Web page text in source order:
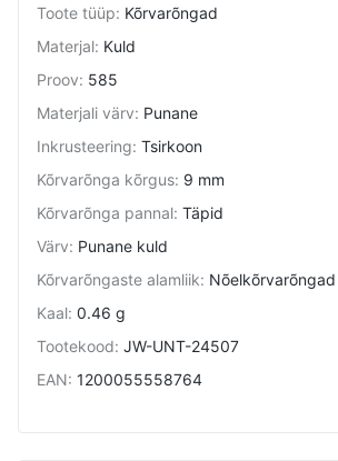
Toote tüüp: Kõrvarõngad
Materjal: Kuld
Proov: 585
Materjali värv: Punane
Inkrusteering: Tsirkoon
Kõrvarõnga kõrgus: 9 mm
Kõrvarõnga pannal: Täpid
Värv: Punane kuld
Kõrvarõngaste alamliik: Nõelkõrvarõngad
Kaal: 0.46 g
Tootekood: JW-UNT-24507
EAN: 1200055558764